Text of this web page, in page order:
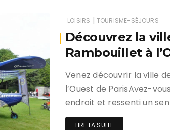
LOISIRS | TOURISME-SÉJOURS
Découvrez la
Rambouillet à
Venez découvrir la ville
l’Ouest de ParisAvez-
endroit et ressenti un
LIRE LA SUITE